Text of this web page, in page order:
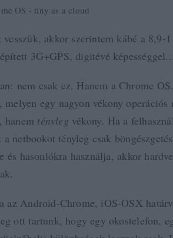
OS - tiny as a cloud
akkor szerintem kábé a 8,9-
3G+GPS, digitévé képességgel...
nem csak ez. Hanem a Chrome OS.
egy nagyon vékony operációs
tényleg vékony. Ha a
netbookot tényleg csak
és hasonlókra használja, akkor
az Android-Chrome, iOS-OSX
ott tartunk, hogy egy okostelefon,